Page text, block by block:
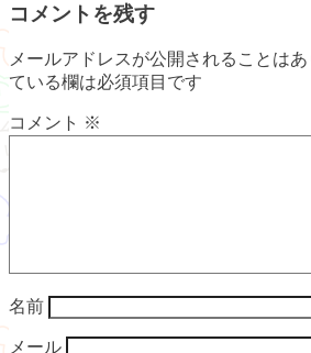
コメントを残す
メールアドレスが公開されることはあ
ている欄は必須項目です
コメント ※
名前
メール